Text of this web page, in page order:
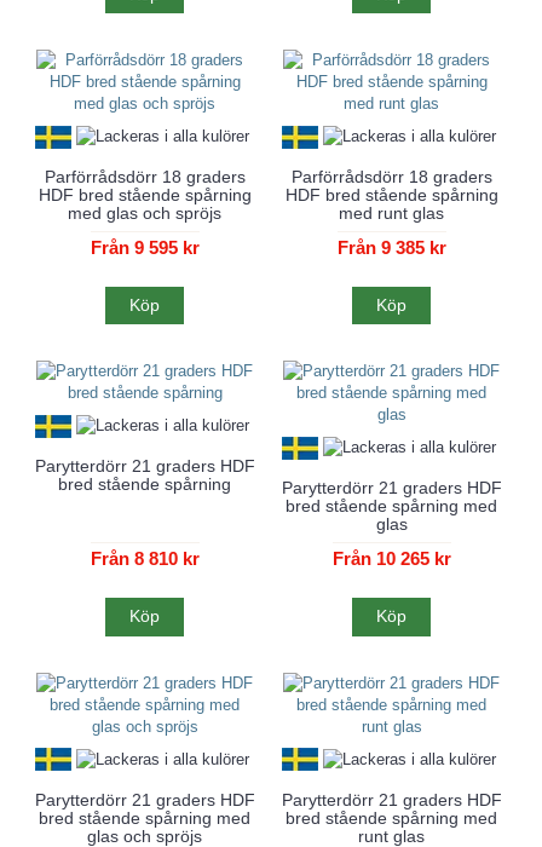
Parförrådsdörr 18 graders
HDF bred stående spårning
med glas och spröjs
Från 9 595 kr
Köp
Parförrådsdörr 18 graders
HDF bred stående spårning
med runt glas
Från 9 385 kr
Köp
Parytterdörr 21 graders HDF
bred stående spårning
Från 8 810 kr
Köp
Parytterdörr 21 graders HDF
bred stående spårning med
glas
Från 10 265 kr
Köp
Parytterdörr 21 graders HDF
bred stående spårning med
glas och spröjs
Parytterdörr 21 graders HDF
bred stående spårning med
runt glas